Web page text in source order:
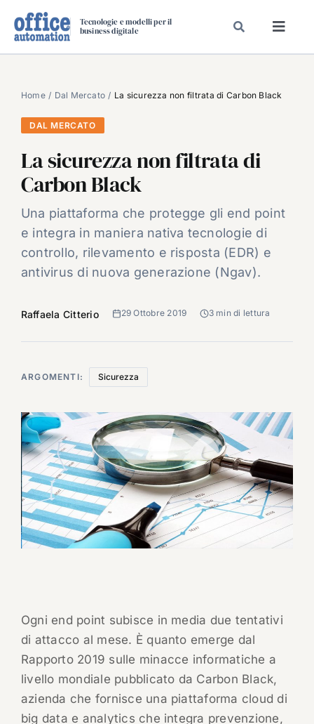
Tecnologie e modelli per il
business digitale
SPECIAL PAPER
TAVOLE ROTONDE DI REDAZIONE
CARRIERE
VIDEO
EVENTI
CHI SIAMO
Home Dal Mercato La sicurezza non filtrata di Carbon Black
DAL MERCATO
La sicurezza non filtrata di
Carbon Black
Una piattaforma che protegge gli end point
e integra in maniera nativa tecnologie di
controllo, rilevamento e risposta (EDR) e
antivirus di nuova generazione (Ngav).
Raffaela Citterio 29 Ottobre 2019 3 min di lettura
ARGOMENTI: Sicurezza
Ogni end point subisce in media due tentativi
di attacco al mese. È quanto emerge dal
Rapporto 2019 sulle minacce informatiche a
livello mondiale pubblicato da Carbon Black,
azienda che fornisce una piattaforma cloud di
big data e analytics che integra prevenzione,